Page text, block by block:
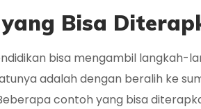
Bisa
bisa mengambil langkah-
adalah dengan beralih ke
contoh yang bisa